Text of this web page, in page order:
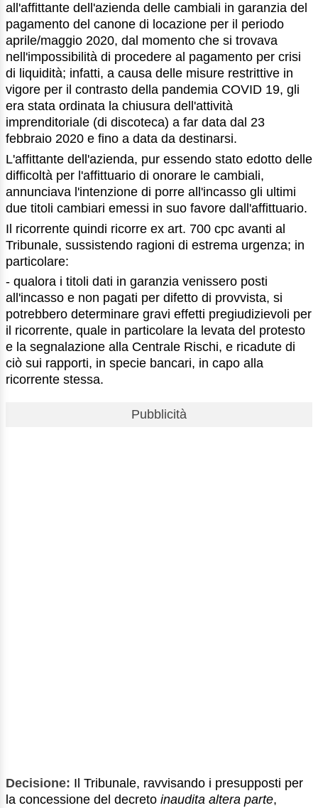
all'affittante dell'azienda delle cambiali in garanzia del
pagamento del canone di locazione per il periodo
aprile/maggio 2020, dal momento che si trovava
nell'impossibilità di procedere al pagamento per crisi
di liquidità; infatti, a causa delle misure restrittive in
vigore per il contrasto della pandemia COVID 19, gli
era stata ordinata la chiusura dell'attività
imprenditoriale (di discoteca) a far data dal 23
febbraio 2020 e fino a data da destinarsi.
L'affittante dell'azienda, pur essendo stato edotto delle
difficoltà per l'affittuario di onorare le cambiali,
annunciava l'intenzione di porre all'incasso gli ultimi
due titoli cambiari emessi in suo favore dall'affittuario.
Il ricorrente quindi ricorre ex art. 700 cpc avanti al
Tribunale, sussistendo ragioni di estrema urgenza; in
particolare:
- qualora i titoli dati in garanzia venissero posti
all'incasso e non pagati per difetto di provvista, si
potrebbero determinare gravi effetti pregiudizievoli per
il ricorrente, quale in particolare la levata del protesto
e la segnalazione alla Centrale Rischi, e ricadute di
ciò sui rapporti, in specie bancari, in capo alla
ricorrente stessa.
Pubblicità
Decisione: Il Tribunale, ravvisando i presupposti per
la concessione del decreto inaudita altera parte,